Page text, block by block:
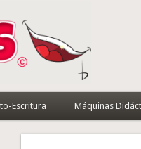
Escritura Máquinas